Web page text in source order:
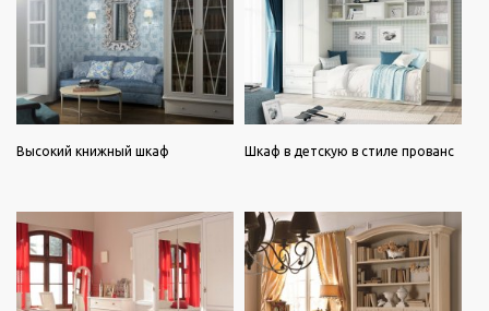
Высокий книжный шкаф Шкаф в детскую в стиле прованс